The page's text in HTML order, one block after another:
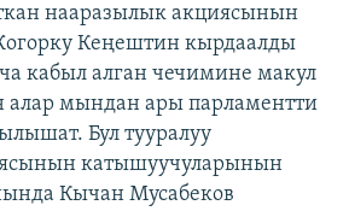
сайттары
нааразылык акциясынын
Кеңештин кырдаалды
кабыл алган чечимине макул
алар мындан ары парламентти
Бул тууралуу
катышуучуларынын
Кычан Мусабеков